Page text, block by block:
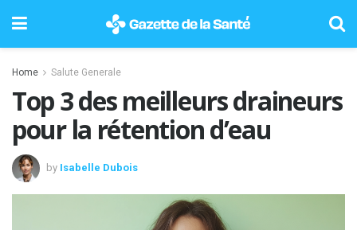
Home Salute Generale
Top 3 des meilleurs draineurs
pour la rétention d’eau
by Isabelle Dubois